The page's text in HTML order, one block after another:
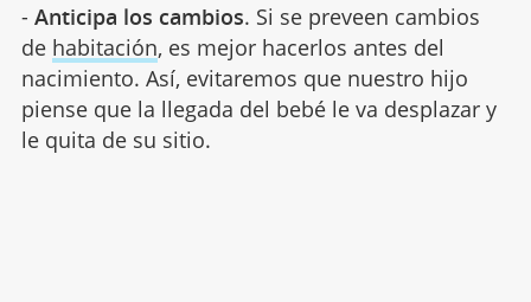
- Anticipa los cambios. Si se preveen cambios
de habitación, es mejor hacerlos antes del
nacimiento. Así, evitaremos que nuestro hijo
piense que la llegada del bebé le va desplazar y
le quita de su sitio.